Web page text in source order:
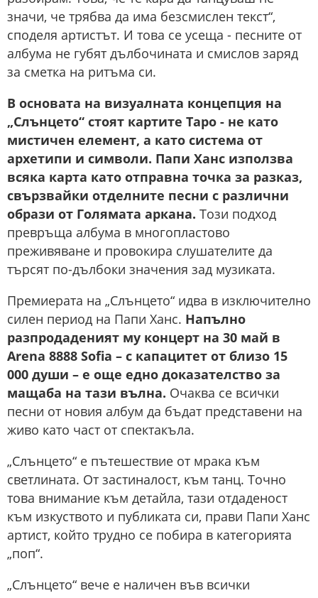
значи, че трябва да има безсмислен текст“,
споделя артистът. И това се усеща - песните от
албума не губят дълбочината и смислов заряд
за сметка на ритъма си.
В основата на визуалната концепция на
„Слънцето“ стоят картите Таро - не като
мистичен елемент, а като система от
архетипи и символи. Папи Ханс използва
всяка карта като отправна точка за разказ,
свързвайки отделните песни с различни
образи от Голямата аркана. Този подход
превръща албума в многопластово
преживяване и провокира слушателите да
търсят по-дълбоки значения зад музиката.
Премиерата на „Слънцето“ идва в изключително
силен период на Папи Ханс. Напълно
разпродаденият му концерт на 30 май в
Arena 8888 Sofia – с капацитет от близо 15
000 души – е още едно доказателство за
мащаба на тази вълна. Очаква се всички
песни от новия албум да бъдат представени на
живо като част от спектакъла.
„Слънцето“ е пътешествие от мрака към
светлината. От застиналост, към танц. Точно
това внимание към детайла, тази отдаденост
към изкуството и публиката си, прави Папи Ханс
артист, който трудно се побира в категорията
„поп“.
„Слънцето“ вече е наличен във всички